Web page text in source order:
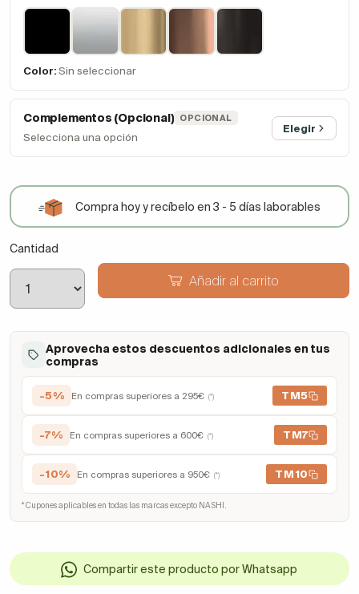
Color: Sin seleccionar
Complementos (Opcional) OPCIONAL
Selecciona una opción
Elegir
Compra hoy y recíbelo en 3 - 5 días laborables
Cantidad
Añadir al carrito
Aprovecha estos descuentos adicionales en tus
compras
-5% En compras superiores a 295€ (*) TM5
-7% En compras superiores a 600€ (*) TM7
-10% En compras superiores a 950€ (*) TM10
* Cupones aplicables en todas las marcas excepto NASHI.
Compartir este producto por Whatsapp